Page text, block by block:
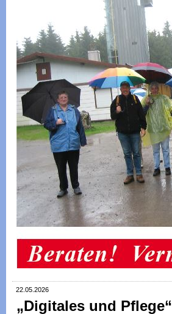
22.05.2026
„Digitales und Pflege“